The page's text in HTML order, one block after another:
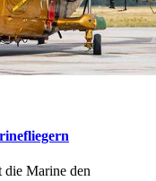
die Marine den